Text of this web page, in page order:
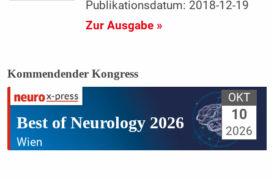
Publikationsdatum: 2018-12-19
Zur Ausgabe »
Kommendender Kongress
Best of Neurology 2026
Wien
OKT
10
2026